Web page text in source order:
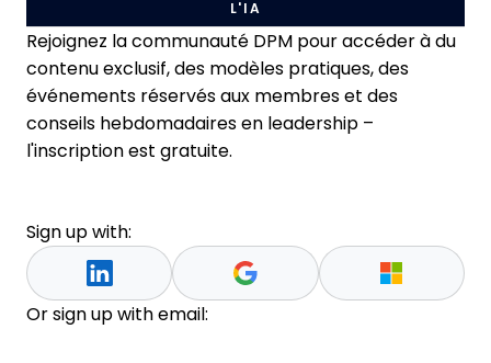
L'IA
Rejoignez la communauté DPM pour accéder à du
contenu exclusif, des modèles pratiques, des
événements réservés aux membres et des
conseils hebdomadaires en leadership –
l'inscription est gratuite.
Sign up with:
Or sign up with email: